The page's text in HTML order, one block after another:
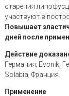
старения
участвуют в
Повышает
дней после
Действие
Германия; Evonik,
Solabia, Франция.
Применение